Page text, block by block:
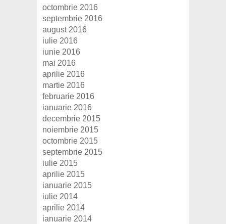
octombrie 2016
septembrie 2016
august 2016
iulie 2016
iunie 2016
mai 2016
aprilie 2016
martie 2016
februarie 2016
ianuarie 2016
decembrie 2015
noiembrie 2015
octombrie 2015
septembrie 2015
iulie 2015
aprilie 2015
ianuarie 2015
iulie 2014
aprilie 2014
ianuarie 2014